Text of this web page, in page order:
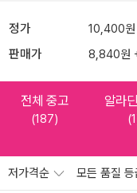
정가 10,400원
판매가 8,840원
전체 중고
(187)
알라
저가격순 모든 품질 등